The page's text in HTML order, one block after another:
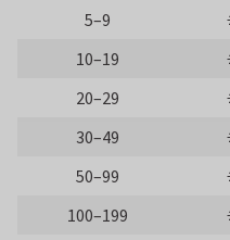
5–9
10–19
20–29
30–49
50–99
100–199